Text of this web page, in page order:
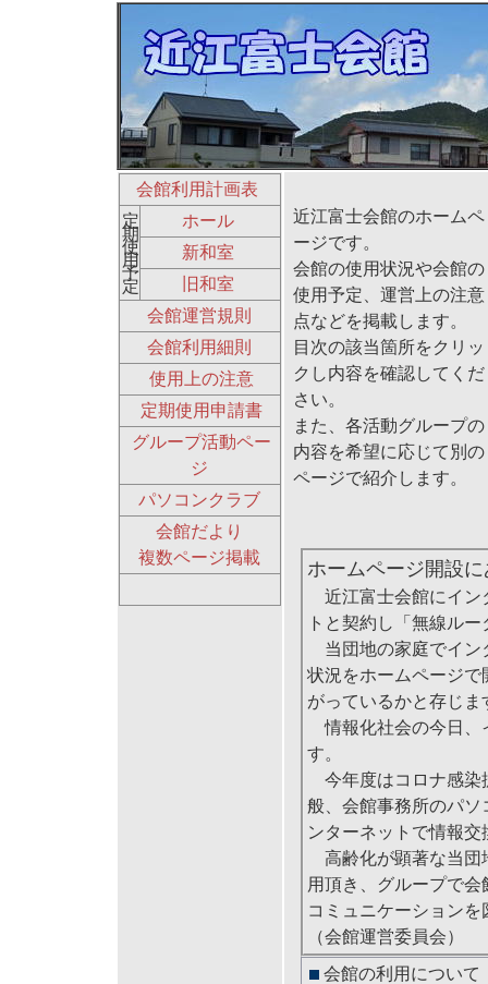
会館利用計画表
定
期
使
用
予
定
ホール
新和室
旧和室
会館運営規則
会館利用細則
使用上の注意
定期使用申請書
グループ活動ペー
ジ
パソコンクラブ
会館だより
複数ページ掲載
近江富士会館のホームペ
ージです。
会館の使用状況や会館の
使用予定、運営上の注意
点などを掲載します。
目次の該当箇所をクリッ
クし内容を確認してくだ
さい。
また、各活動グループの
内容を希望に応じて別の
ページで紹介します。
ホームページ開設
近江富士会館にイン
トと契約し「無線ル
当団地の家庭でイン
状況をホームページ
がっているかと存じま
情報化社会の今日、
す。
今年度はコロナ感染
般、会館事務所のパ
ンターネットで情報
高齢化が顕著な当団
用頂き、グループで
コミュニケーション
（会館運営委員会）
会館の利用について